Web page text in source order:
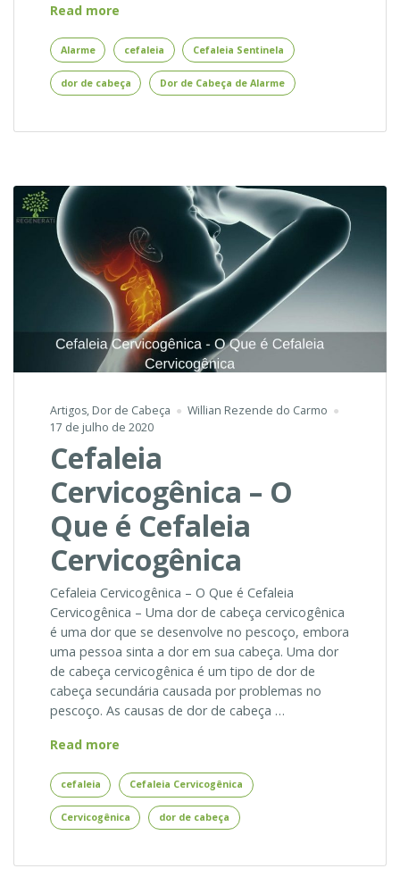
Read more
–
Dor
de
de
Alarme cefaleia Cefaleia Sentinela
dor de cabeça Dor de Cabeça de Alarme
Artigos, Dor de Cabeça
Willian Rezende do Carmo
17 de julho de 2020
Cefaleia
Cervicogênica – O
Que é Cefaleia
Cervicogênica
Cefaleia Cervicogênica – O Que é Cefaleia
Cervicogênica – Uma dor de cabeça cervicogênica
é uma dor que se desenvolve no pescoço, embora
uma pessoa sinta a dor em sua cabeça. Uma dor
de cabeça cervicogênica é um tipo de dor de
cabeça secundária causada por problemas no
pescoço. As causas de dor de cabeça …
Read more
–
O
Que
Cefaleia
cefaleia Cefaleia Cervicogênica
Cervicogênica dor de cabeça